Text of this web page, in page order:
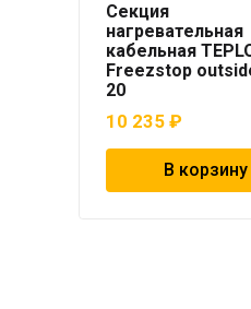
Секция
нагревательная
кабельная
Freezstop
20
10 235 ₽
В корзину